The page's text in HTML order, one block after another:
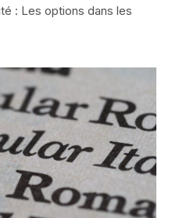
: Les options dans les